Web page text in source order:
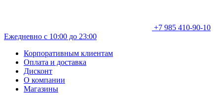
+7 985 410-90-10
Ежедневно с 10:00 до 23:00
Корпоративным клиентам
Оплата и доставка
Дисконт
О компании
Магазины